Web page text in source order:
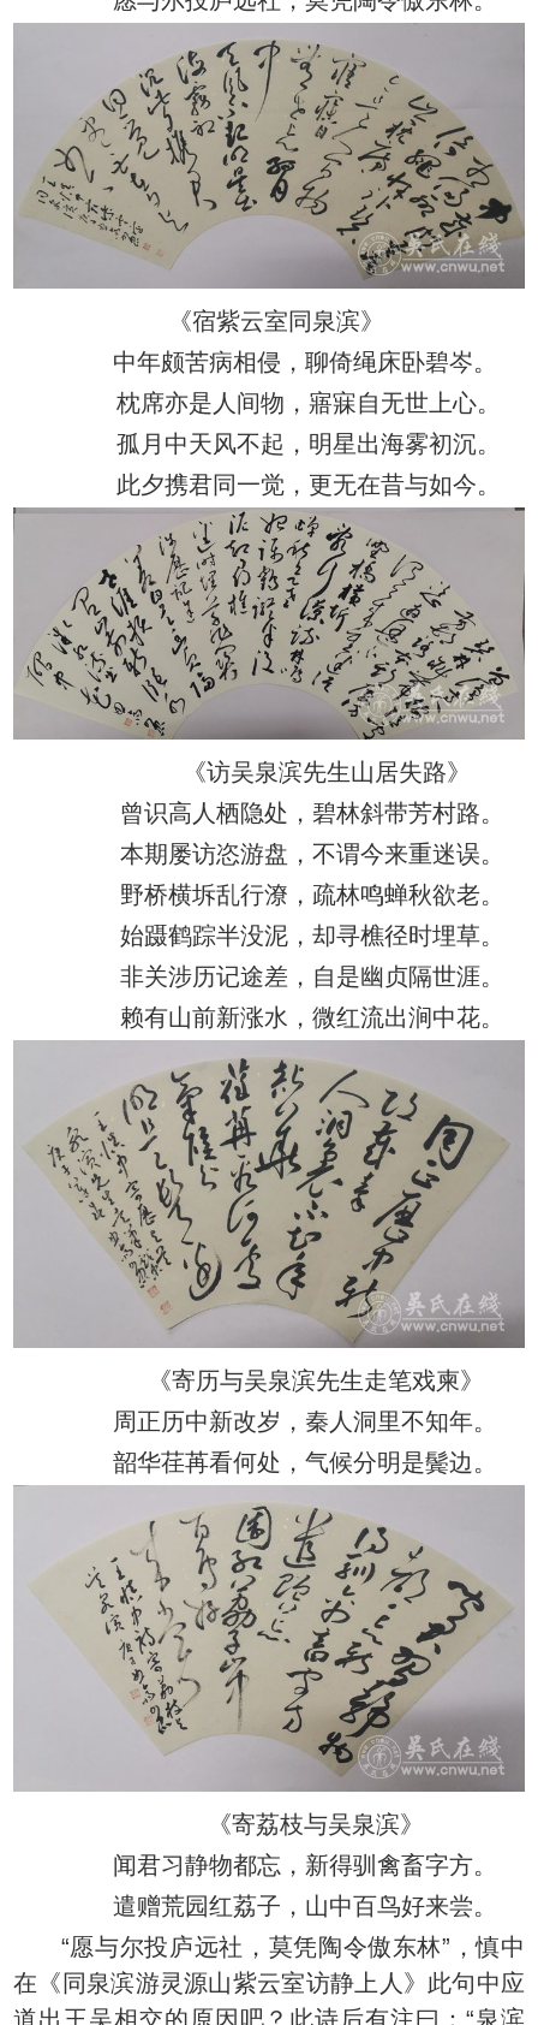
《宿紫云室同泉滨》
中年颇苦病相侵，聊倚绳床卧碧岑。
枕席亦是人间物，寤寐自无世上心。
孤月中天风不起，明星出海雾初沉。
此夕携君同一觉，更无在昔与如今。
《访吴泉滨先生山居失路》
曾识高人栖隐处，碧林斜带芳村路。
本期屡访恣游盘，不谓今来重迷误。
野桥横坼乱行潦，疏林鸣蝉秋欲老。
始蹑鹤踪半没泥，却寻樵径时埋草。
非关涉历记途差，自是幽贞隔世涯。
赖有山前新涨水，微红流出涧中花。
《寄历与吴泉滨先生走笔戏柬》
周正历中新改岁，秦人洞里不知年。
韶华荏苒看何处，气候分明是鬓边。
《寄荔枝与吴泉滨》
闻君习静物都忘，新得驯禽畜字方。
遣赠荒园红荔子，山中百鸟好来尝。
“愿与尔投庐远社，莫凭陶令傲东林”，慎中
在《同泉滨游灵源山紫云室访静上人》此句中应
道出王吴相交的原因吧？此诗后有注曰：“泉滨